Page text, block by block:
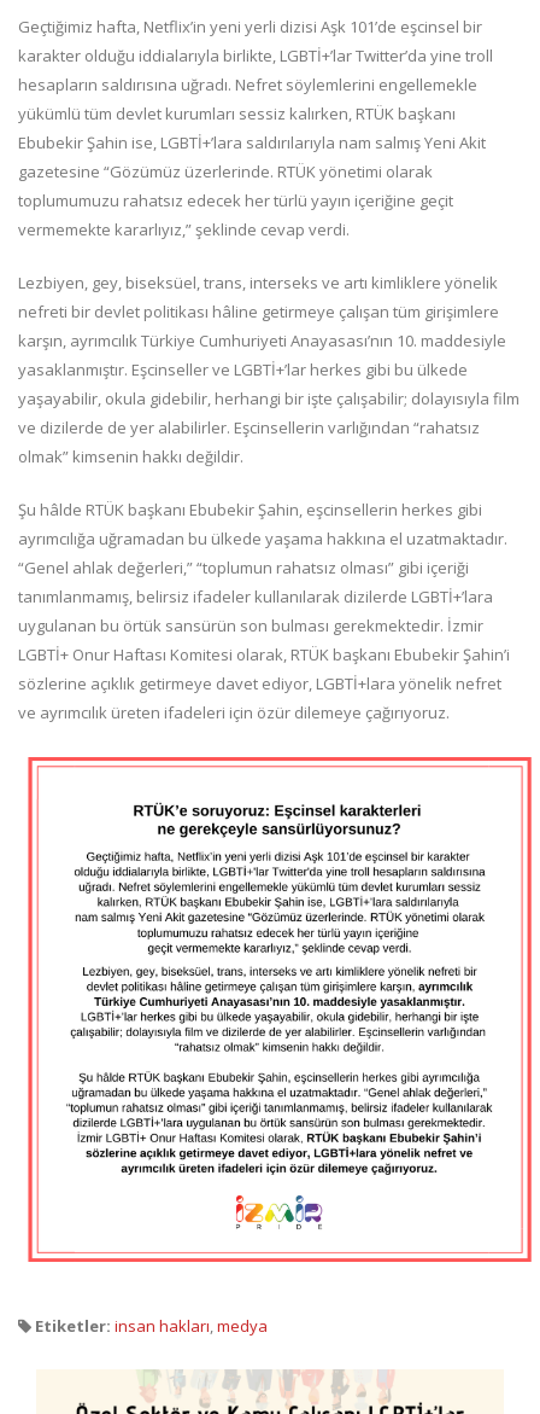
Geçtiğimiz hafta, Netflix’in yeni yerli dizisi Aşk 101’de eşcinsel bir
karakter olduğu iddialarıyla birlikte, LGBTİ+’lar Twitter’da yine troll
hesapların saldırısına uğradı. Nefret söylemlerini engellemekle
yükümlü tüm devlet kurumları sessiz kalırken, RTÜK başkanı
Ebubekir Şahin ise, LGBTİ+’lara saldırılarıyla nam salmış Yeni Akit
gazetesine “Gözümüz üzerlerinde. RTÜK yönetimi olarak
toplumumuzu rahatsız edecek her türlü yayın içeriğine geçit
vermemekte kararlıyız,” şeklinde cevap verdi.
Lezbiyen, gey, biseksüel, trans, interseks ve artı kimliklere yönelik
nefreti bir devlet politikası hâline getirmeye çalışan tüm girişimlere
karşın, ayrımcılık Türkiye Cumhuriyeti Anayasası’nın 10. maddesiyle
yasaklanmıştır. Eşcinseller ve LGBTİ+’lar herkes gibi bu ülkede
yaşayabilir, okula gidebilir, herhangi bir işte çalışabilir; dolayısıyla film
ve dizilerde de yer alabilirler. Eşcinsellerin varlığından “rahatsız
olmak” kimsenin hakkı değildir.
Şu hâlde RTÜK başkanı Ebubekir Şahin, eşcinsellerin herkes gibi
ayrımcılığa uğramadan bu ülkede yaşama hakkına el uzatmaktadır.
“Genel ahlak değerleri,” “toplumun rahatsız olması” gibi içeriği
tanımlanmamış, belirsiz ifadeler kullanılarak dizilerde LGBTİ+’lara
uygulanan bu örtük sansürün son bulması gerekmektedir. İzmir
LGBTİ+ Onur Haftası Komitesi olarak, RTÜK başkanı Ebubekir Şahin’i
sözlerine açıklık getirmeye davet ediyor, LGBTİ+lara yönelik nefret
ve ayrımcılık üreten ifadeleri için özür dilemeye çağırıyoruz.
Etiketler: insan hakları,medya